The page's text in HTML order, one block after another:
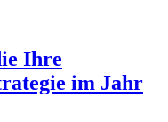
Ihre
im Jahr